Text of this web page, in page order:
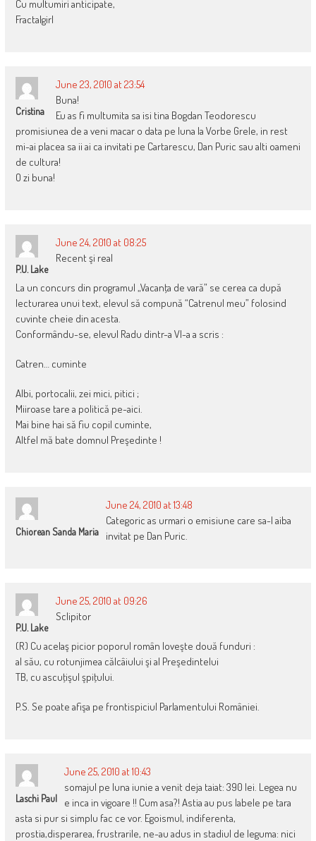
Cu multumiri anticipate,
Fractalgirl
Cristina
June 23, 2010 at 23:54
Buna!
Eu as fi multumita sa isi tina Bogdan Teodorescu
promisiunea de a veni macar o data pe luna la Vorbe Grele, in rest
mi-ai placea sa ii ai ca invitati pe Cartarescu, Dan Puric sau alti oameni
de cultura!
O zi buna!
P.U. Lake
June 24, 2010 at 08:25
Recent şi real
La un concurs din programul „Vacanţa de vară” se cerea ca după
lecturarea unui text, elevul să compună “Catrenul meu” folosind
cuvinte cheie din acesta.
Conformându-se, elevul Radu dintr-a VI-a a scris :
Catren… cuminte
Albi, portocalii, zei mici, pitici ;
Miiroase tare a politică pe-aici.
Mai bine hai să fiu copil cuminte,
Altfel mă bate domnul Preşedinte !
Chiorean Sanda Maria
June 24, 2010 at 13:48
Categoric as urmari o emisiune care sa-l aiba
invitat pe Dan Puric.
P.U. Lake
June 25, 2010 at 09:26
Sclipitor
(R) Cu acelaş picior poporul român loveşte două funduri :
al său, cu rotunjimea călcâiului şi al Preşedintelui
TB, cu ascuţişul şpiţului.
P.S. Se poate afişa pe frontispiciul Parlamentului României.
Laschi Paul
June 25, 2010 at 10:43
somajul pe luna iunie a venit deja taiat: 390 lei. Legea nu
e inca in vigoare !! Cum asa?! Astia au pus labele pe tara
asta si pur si simplu fac ce vor. Egoismul, indiferenta,
prostia,disperarea, frustrarile, ne-au adus in stadiul de leguma: nici